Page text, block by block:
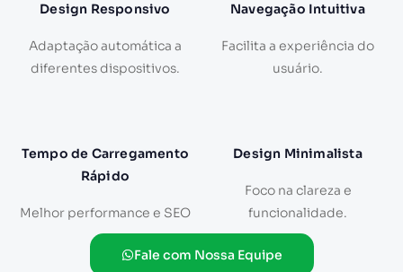
Design Responsivo
Adaptação automática a
diferentes dispositivos.
Navegação Intuitiva
Facilita a experiência do
usuário.
Tempo de Carregamento
Rápido
Melhor performance e SEO
Design Minimalista
Foco na clareza e
funcionalidade.
Fale com Nossa Equipe